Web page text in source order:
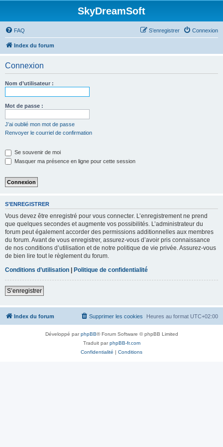
SkyDreamSoft
FAQ Connexion
S’enregistrer
Index du forum
Connexion
Nom d’utilisateur :
Mot de passe :
J’ai oublié mon mot de passe
Renvoyer le courriel de confirmation
Se souvenir de moi
Masquer ma présence en ligne pour cette session
S’ENREGISTRER
Vous devez être enregistré pour vous connecter. L’enregistrement ne prend
que quelques secondes et augmente vos possibilités. L’administrateur du
forum peut également accorder des permissions additionnelles aux membres
du forum. Avant de vous enregistrer, assurez-vous d’avoir pris connaissance
de nos conditions d’utilisation et de notre politique de vie privée. Assurez-vous
de bien lire tout le règlement du forum.
Conditions d’utilisation | Politique de confidentialité
S’enregistrer
Index du forum Heures au format UTC+02:00
Supprimer les cookies
Développé parphpBB® Forum Software © phpBB Limited
Traduit parphpBB-fr.com
Confidentialité | Conditions